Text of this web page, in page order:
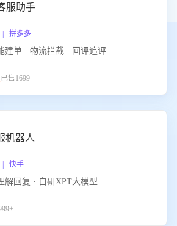
服助手
拼多多
售后智能客服 · 智能建单 · 物流拦截 · 回评追评
已售1699+
机器人
快手
解回复 · 自研XPT大模型